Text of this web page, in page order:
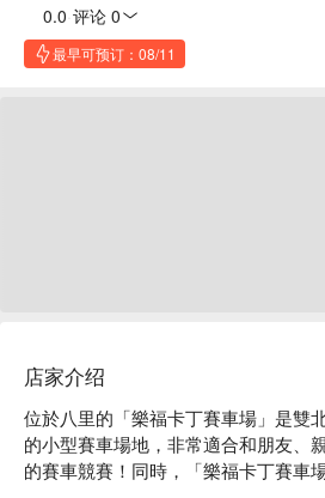
0.0 评论 0
最早可预订：08/11
店家介绍
位於八里的「樂福卡丁賽車場」是雙
的小型賽車場地，非常適合和朋友、
的賽車競賽！同時，「樂福卡丁賽車